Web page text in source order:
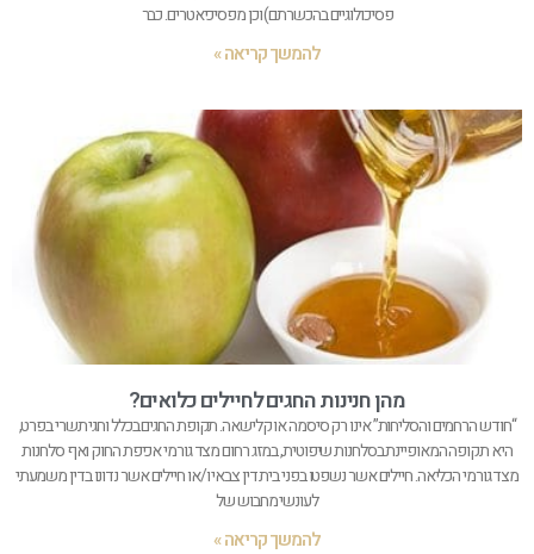
פסיכולוגיים בהכשרתם) וכן מפסיכיאטרים. כבר
להמשך קריאה »
מהן חנינות החגים לחיילים כלואים?
“חודש הרחמים והסליחות” אינו רק סיסמה או קלישאה. תקופת החגים בכלל וחגי תשרי בפרט,
היא תקופה המאופיינת בסלחנות שיפוטית, במזג רחום מצד גורמי אכיפת החוק ואף סלחנות
מצד גורמי הכליאה. חיילים אשר נשפטו בפני בית דין צבאי ו/או חיילים אשר נדונו בדין משמעתי
לעונשי מחבוש של
להמשך קריאה »